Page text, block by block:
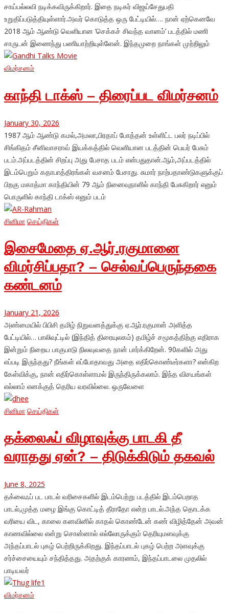
சாய்பல்லவி நடிக்கவிருக்கிறார். இதை நடிகர் விஜய்சேதுபதி
உறுதிப்படுத்தியுள்ளார்.அவர் கொடுத்த ஒரு பேட்டியில்…. நான் ஏற்கெனவே
2018 ஆம் ஆண்டு வெளியான ‘செக்கச் சிவந்த வானம்’ படத்தில் மணி
சாருடன் இணைந்து பணியாற்றியுள்ளேன். இந்தமுறை நாங்கள் முற்றிலும்
விமர்சனம்
காந்தி டாக்ஸ் – திரைப்பட விமர்சனம்
January 30, 2026
1987 ஆம் ஆண்டு கமல்,அமலா,பிரதாப் போத்தன் உள்ளிட்ட பலர் நடிப்பில்
சிங்கிதம் சீனிவாசராவ் இயக்கத்தில் வெளியான படத்தின் பெயர் பேசும்
படம்.அப்படத்தின் சிறப்பு அது பேசாத படம் என்பதுதான்.ஆம்,அப்படத்தில்
இடம்பெறும் கதாபாத்திரங்கள் வசனம் பேசாது. சுமார் நாற்பதாண்டுகளுக்குப்
பிறகு மகாத்மா காந்தியின் 79 ஆம் நினைவுநாளில் காந்தி பேசுகிறார் எனும்
பொருளில் காந்தி டாக்ஸ் எனும் படம்
சினிமா செய்திகள்
இசைமேதை ஏ.ஆர்.ரகுமானை
விமர்சிப்பதா? – செல்வப்பெருந்தகை
கண்டனம்
January 21, 2026
அண்மையில் பிபிசி தமிழ் நிறுவனத்துக்கு ஏ.ஆர்.ரகுமான் அளித்த
பேட்டியில்… பாலிவுட்டில் (இந்தித் திரையுலகம்) தமிழ்ச் சமூகத்திற்கு எதிராக
இன்றும் நிறைய பாகுபாடு நிலவுவதை நான் பார்க்கிறேன். 90களில் அது
எப்படி இருந்தது? நீங்கள் எப்போதாவது அதை எதிர்கொண்டீர்களா? என்கிற
கேள்விக்கு, நான் எதிர்கொள்ளாமல் இருந்திருக்கலாம். இந்த விசயங்கள்
எல்லாம் எனக்குத் தெரிய வரவில்லை. ஒருவேளை
சினிமா செய்திகள்
தக்லைஃப் விழாவுக்கு பாடகி தீ
வராதது ஏன்? – திடுக்கிடும் தகவல்
June 8, 2025
தக்லைஃப் பட பாடல் வரிசைகளில் இடம்பெற்று படத்தில் இடம்பெறாத
பாடல்,முத்த மழை இங்கு கொட்டித் தீராதோ என்ற பாடல்.அந்த தொடக்க
வரியை விட, காலை கனவினில் காதல் கொண்டேன் கண் விழித்தேன் அவன்
காணவில்லை என்று சொன்னால் எல்லோருக்கும் தெரியுமளவுக்கு
அந்தப்பாடல் புகழ் பெற்றிருக்கிறது. இந்தப்பாடல் புகழ் பெற்ற அளவுக்கு
சர்ச்சையையும் சந்தித்தது. அதற்குக் காரணம், இந்தப்பாடலை முதலில்
பாடியவர்
விமர்சனம்